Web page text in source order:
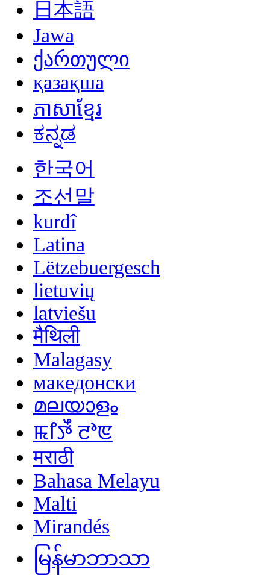
日本語
Jawa
ქართული
қазақша
ភាសាខ្មែរ
ಕನ್ನಡ
한국어
조선말
kurdî
Latina
Lëtzebuergesch
lietuvių
latviešu
मैथिली
Malagasy
македонски
മലയാളം
ꯃꯤꯇꯩ ꯂꯣꯟ
मराठी
Bahasa Melayu
Malti
Mirandés
မြန်မာဘာသာ